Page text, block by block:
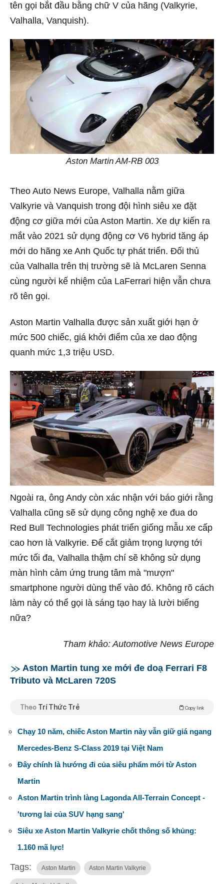
tên gọi bắt đầu bằng chữ V của hãng (Valkyrie,
Valhalla, Vanquish).
Aston Martin AM-RB 003
Theo Auto News Europe, Valhalla nằm giữa
Valkyrie và Vanquish trong đội hình siêu xe đặt
động cơ giữa mới của Aston Martin. Xe dự kiến ra
mắt vào 2021 sử dụng động cơ V6 hybrid tăng áp
mới do hãng xe Anh Quốc tự phát triển. Đối thủ
của Valhalla trên thị trường sẽ là McLaren Senna
cùng người kế nhiệm của LaFerrari hiện vẫn chưa
rõ tên gọi.
Aston Martin Valhalla được sản xuất giới hạn ở
mức 500 chiếc, giá khởi điểm của xe dao động
quanh mức 1,3 triệu USD.
Ngoài ra, ông Andy còn xác nhận với báo giới rằng
Valhalla cũng sẽ sử dụng công nghệ xe đua do
Red Bull Technologies phát triển giống mẫu xe cấp
cao hơn là Valkyrie. Để cắt giảm trọng lượng tới
mức tối đa, Valhalla thậm chí sẽ không sử dụng
màn hình cảm ứng trung tâm mà "mượn"
smartphone người dùng thế vào đó. Không rõ cách
làm này có thể gọi là sáng tạo hay là lười biếng
nữa?
Tham khảo: Automotive News Europe
Aston Martin tung xe mới đe doạ Ferrari F8
Tributo và McLaren 720S
Theo Trí Thức Trẻ Copy link
Chạy 10 năm, chiếc Aston Martin này vẫn giữ giá ngang
Mercedes-Benz S-Class 2019 tại Việt Nam
Đây chính là hướng đi của siêu phẩm mới từ Aston
Martin
Aston Martin trình làng Lagonda All-Terrain Concept -
'tương lai của SUV hạng sang'
Siêu xe Aston Martin Valkyrie chốt thông số khủng:
1.160 mã lực!
Tags: Aston Martin Aston Martin Valkyrie